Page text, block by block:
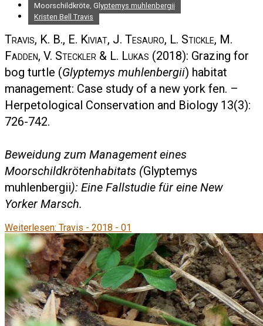
Moorschildkröte, Glyptemys muhlenbergii
Kristen Bell Travis
Travis, K. B., E. Kiviat, J. Tesauro, L. Stickle, M.
Fadden, V. Steckler & L. Lukas (2018): Grazing for
bog turtle (Glyptemys muhlenbergii) habitat
management: Case study of a new york fen. –
Herpetological Conservation and Biology 13(3):
726-742.
Beweidung zum Management eines
Moorschildkrötenhabitats (Glyptemys
muhlenbergii): Eine Fallstudie für eine New
Yorker Marsch.
Weiterlesen: Travis - 2018 - 01